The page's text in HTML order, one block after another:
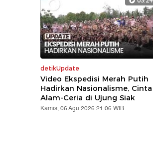
detikUpdate
Video Ekspedisi Merah Putih
Hadirkan Nasionalisme, Cinta
Alam-Ceria di Ujung Siak
Kamis, 06 Agu 2026 21:06 WIB